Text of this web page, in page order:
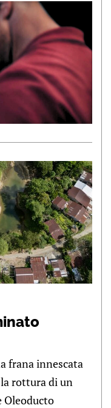
frana innescata
rottura di un
Oleoducto